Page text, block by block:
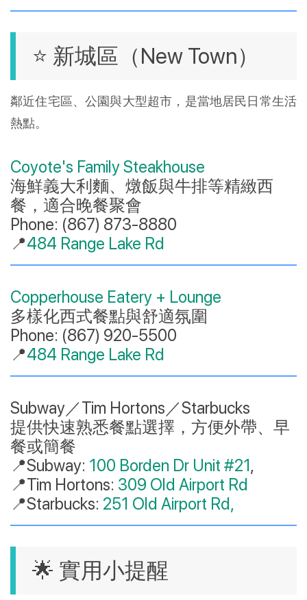
⭐ 新城區（New Town）
鄰近住宅區、公園與大型超市，是當地居民日常生活
熱點。
Coyote's Family Steakhouse
海鮮義大利麵、燉飯與牛排等精緻西
餐，適合晚餐聚會
Phone: (867) 873-8880
📍484 Range Lake Rd
Copperhouse Eatery + Lounge
多樣化西式餐點與舒適氛圍
Phone: (867) 920-5500
📍484 Range Lake Rd
Subway／Tim Hortons／Starbucks
提供快速熟悉餐點選擇，方便外帶、早
餐或簡餐
📍Subway: 100 Borden Dr Unit #21,
📍Tim Hortons: 309 Old Airport Rd
📍Starbucks: 251 Old Airport Rd,
🌟 實用小提醒